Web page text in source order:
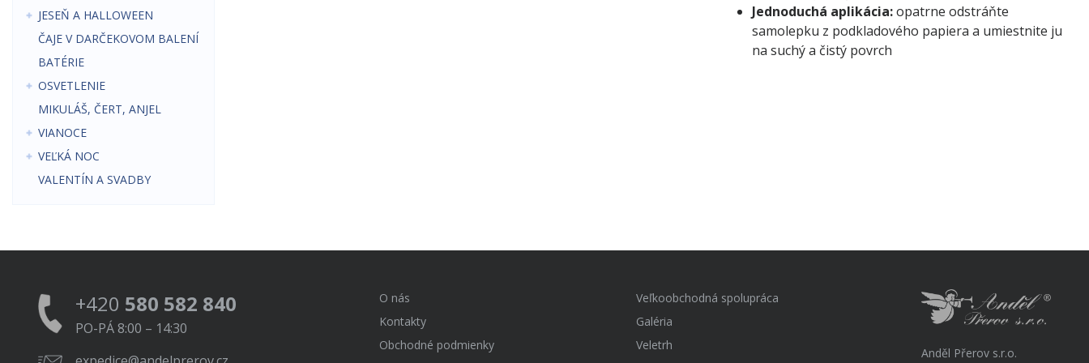
JESEŇ A HALLOWEEN
ČAJE V DARČEKOVOM BALENÍ
BATÉRIE
OSVETLENIE
MIKULÁŠ, ČERT, ANJEL
VIANOCE
VEĽKÁ NOC
VALENTÍN A SVADBY
Jednoduchá aplikácia:opatrne odstráňte
samolepku z podkladového papiera a umiestnite ju
na suchý a čistý povrch
+420 580 582 840
PO-PÁ 8:00 – 14:30
O nás
Kontakty
Obchodné podmienky
Veľkoobchodná spolupráca
Galéria
Veletrh
Anděl Přerov s.r.o.